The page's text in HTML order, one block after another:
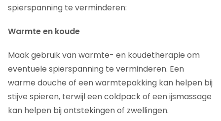
spierspanning te verminderen:
Warmte en koude
Maak gebruik van warmte- en koudetherapie om
eventuele spierspanning te verminderen. Een
warme douche of een warmtepakking kan helpen bij
stijve spieren, terwijl een coldpack of een ijsmassage
kan helpen bij ontstekingen of zwellingen.